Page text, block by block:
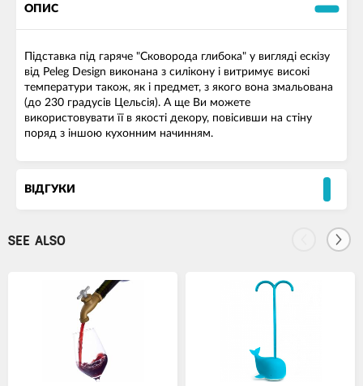
ОПИС
Підставка під гаряче "Сковорода глибока" у вигляді ескізу
від Peleg Design виконана з силікону і витримує високі
температури також, як і предмет, з якого вона змальована
(до 230 градусів Цельсія). А ще Ви можете
використовувати її в якості декору, повісивши на стіну
поряд з іншою кухонним начинням.
ВІДГУКИ
SEE ALSO